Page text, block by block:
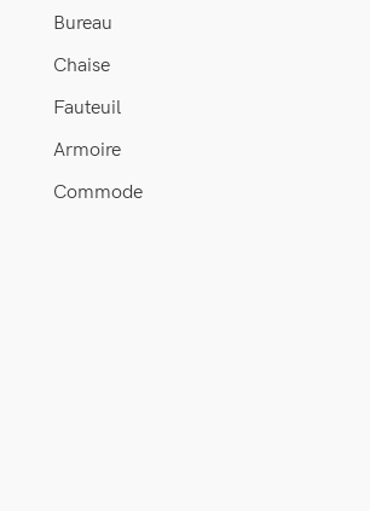
Bureau
Chaise
Fauteuil
Armoire
Commode